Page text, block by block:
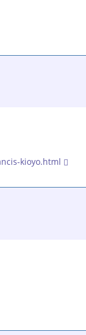
kioyo.html